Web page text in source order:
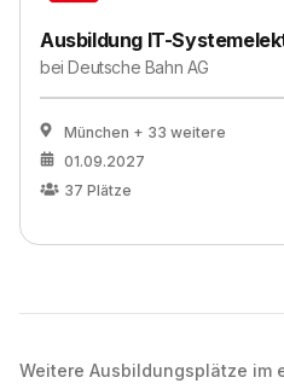
Ausbildung IT-
beiDeutsche Bahn AG
München + 33 weitere
01.09.2027
37 Plätze
Weitere Ausbildungsplätze im